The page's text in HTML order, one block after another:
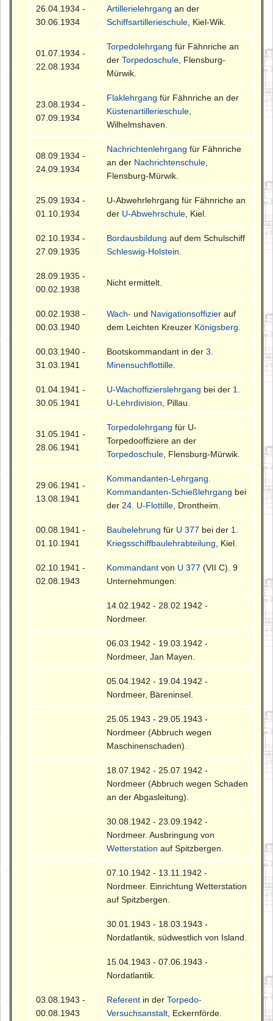
26.04.1934 -
30.06.1934
Artillerielehrgang an der
Schiffsartillerieschule , Kiel-Wik.
01.07.1934 -
22.08.1934
Torpedolehrgang für Fähnriche an
derTorpedoschule , Flensburg-
Mürwik.
23.08.1934 -
07.09.1934
Flaklehrgang für Fähnriche an der
Küstenartillerieschule
Wilhelmshaven.
08.09.1934 -
24.09.1934
Nachrichtenlehrgang für Fähnriche
an der Nachrichtenschule
Flensburg-Mürwik.
25.09.1934 -
01.10.1934
U-Abwehrlehrgang für Fähnriche an
der U-Abwehrschule , Kiel.
02.10.1934 -
27.09.1935
Bordausbildung auf dem Schulschiff
Schleswig-Holstein
28.09.1935 -
00.02.1938
Nicht ermittelt.
00.02.1938 -
00.03.1940
Wach- und Navigationsoffizier auf
dem Leichten Kreuzer Königsberg
00.03.1940 -
31.03.1941
Bootskommandant in der3.
Minensuchflottille
01.04.1941 -
30.05.1941
U-Wachoffizierslehrgang bei der 1.
U-Lehrdivision , Pillau.
31.05.1941 -
28.06.1941
Torpedolehrgang für U-
Torpedooffiziere an der
Torpedoschule , Flensburg-Mürwik.
29.06.1941 -
13.08.1941
Kommandanten-Lehrgang
Kommandanten-Schießlehrgang bei
der 24. U-Flottille , Drontheim.
00.08.1941 -
01.10.1941
Baubelehrung für U 377 bei der 1.
Kriegsschiffbaulehrabteilung , Kiel.
02.10.1941 -
02.08.1943
Kommandant von U 377 (VII C). 9
Unternehmungen:
14.02.1942 - 28.02.1942 -
Nordmeer.
06.03.1942 - 19.03.1942 -
Nordmeer, Jan Mayen.
05.04.1942 - 19.04.1942 -
Nordmeer, Bäreninsel.
25.05.1943 - 29.05.1943 -
Nordmeer (Abbruch wegen
Maschinenschaden).
18.07.1942 - 25.07.1942 -
Nordmeer (Abbruch wegen Schaden
an der Abgasleitung).
30.08.1942 - 23.09.1942 -
Nordmeer. Ausbringung von
Wetterstation auf Spitzbergen.
07.10.1942 - 13.11.1942 -
Nordmeer. Einrichtung Wetterstation
auf Spitzbergen.
30.01.1943 - 18.03.1943 -
Nordatlantik, südwestlich von Island.
15.04.1943 - 07.06.1943 -
Nordatlantik.
03.08.1943 -
00.08.1943
Referent in derTorpedo-
Versuchsanstalt , Eckernförde.